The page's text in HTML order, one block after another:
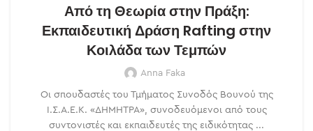
Από τη Θεωρία στην Πράξη:
Εκπαιδευτική Δράση Rafting στην
Κοιλάδα των Τεμπών
Anna Faka
Οι σπουδαστές του Τμήματος Συνοδός Βουνού της
Ι.Σ.Α.Ε.Κ. «ΔΗΜΗΤΡΑ», συνοδευόμενοι από τους
συντονιστές και εκπαιδευτές της ειδικότητας ...